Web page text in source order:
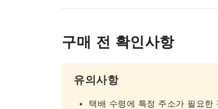
구매 전 확인사항
유의사항
택배 수령에 특정 주소가 필요한